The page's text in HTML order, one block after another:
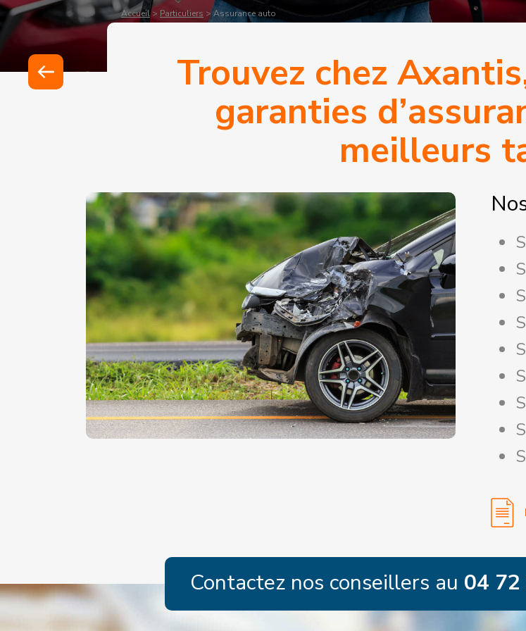
Accueil> Particuliers >Assurance auto
Trouvez chez
garanties
meilleurs
Contactez nos conseillers au 04